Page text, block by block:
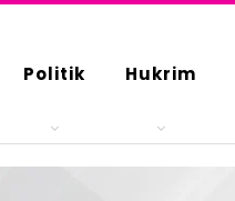
Politik Hukrim